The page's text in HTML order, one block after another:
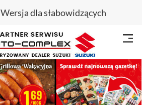
Wersja dla słabowidzących